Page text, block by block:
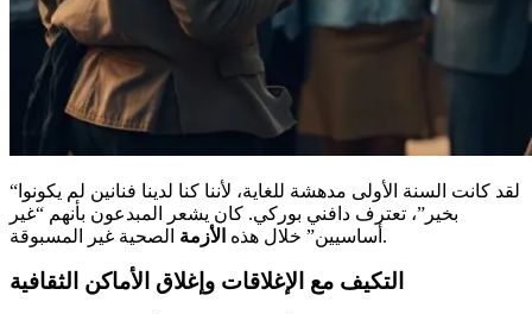
“لقد كانت السنة الأولى مدهشة للغاية، لأننا كنا لدينا فنانين لم يكونوا
بخير”، تعترف دافني بوركي. كان يشعر المبدعون بأنهم “غير
أساسيين” خلال هذه الأزمة الصحية غير المسبوقة.
التكيف مع الإغلاقات وإغلاق الأماكن الثقافية